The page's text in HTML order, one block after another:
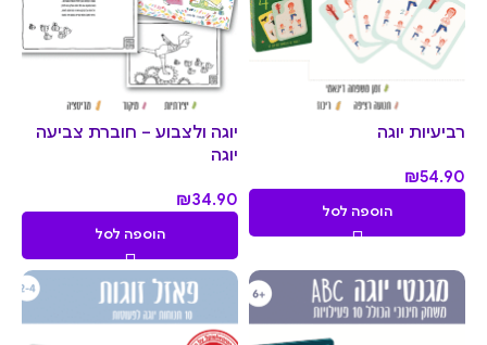
רביעיות יוגה
₪54.90
הוספה לסל
יוגה ולצבוע – חוברת צביעה
יוגה
₪34.90
הוספה לסל